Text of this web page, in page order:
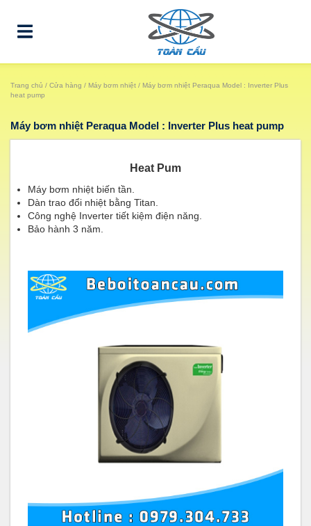
Trang chủ / Cửa hàng / Máy bơm nhiệt / Máy bơm nhiệt Peraqua Model : Inverter Plus
heat pump
Máy bơm nhiệt Peraqua Model : Inverter Plus heat pump
Heat Pum
Máy bơm nhiệt biến tần.
Dàn trao đổi nhiệt bằng Titan.
Công nghệ Inverter tiết kiệm điện năng.
Bảo hành 3 năm.